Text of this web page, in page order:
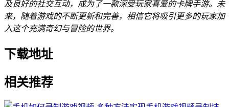
及良好的社交互动，成为了一款深受玩家喜爱的卡牌手游。未
来，随着游戏的不断更新和完善，相信它将吸引更多的玩家加
入这个充满奇幻与冒险的世界。
下载地址
相关推荐